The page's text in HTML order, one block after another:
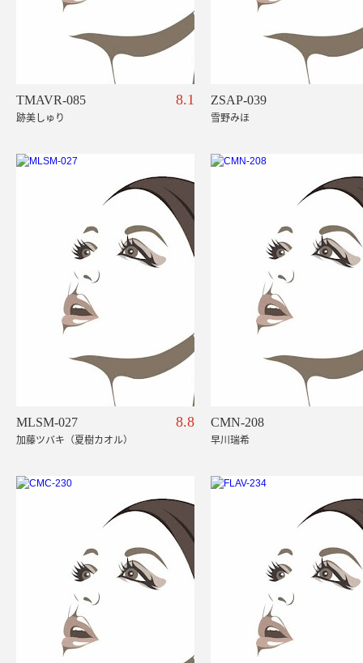
TMAVR-085 8.1
跡美しゅり
ZSAP-039
雪野みほ
MLSM-027 8.8
加藤ツバキ（夏樹カオル）
CMN-208
早川瑞希